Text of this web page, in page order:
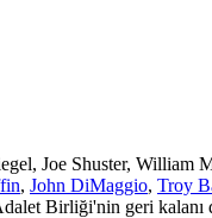
Joe Shuster, William
, John DiMaggio, Troy
Birliği'nin geri kalanı